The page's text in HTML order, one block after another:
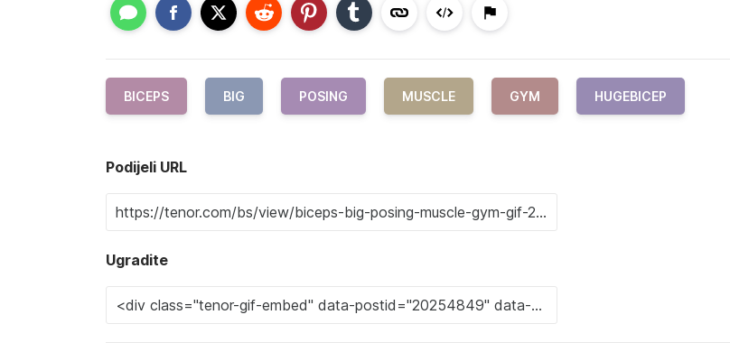
BICEPS BIG POSING MUSCLE GYM HUGEBICEP
Podijeli URL
Ugradite